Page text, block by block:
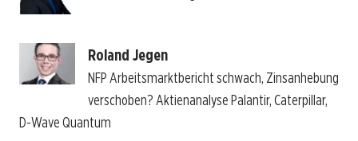
Roland Jegen
NFP Arbeitsmarktbericht schwach, Zinsanhebung
verschoben? Aktienanalyse Palantir, Caterpillar,
D-Wave Quantum